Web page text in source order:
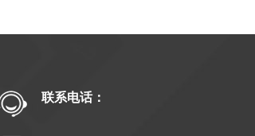
联系电话：